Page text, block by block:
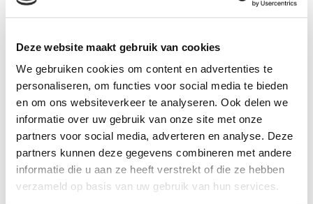
Deze website maakt gebruik van cookies
We gebruiken cookies om content en advertenties te
personaliseren, om functies voor social media te bieden
en om ons websiteverkeer te analyseren. Ook delen we
informatie over uw gebruik van onze site met onze
partners voor social media, adverteren en analyse. Deze
partners kunnen deze gegevens combineren met andere
informatie die u aan ze heeft verstrekt of die ze hebben
verzameld op basis van uw gebruik van hun services.
verstuurt. Denk aan meldingen voor nieuwe
die niet zijn opgepakt en dreigen te verlopen.
Zo mis je geen belangrijke updates en blijft
de doorlooptijd van dossiers kort.
Module-activering gestroomlijnd
Het Schuldenknooppunt biedt verschillende
modules die het schuldhulpproces